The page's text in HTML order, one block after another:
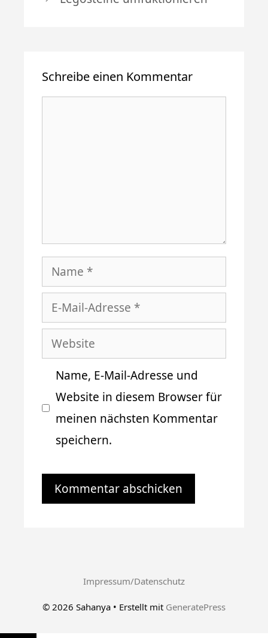
Schreibe einen Kommentar
Name
Mail-
Adresse
Website
Name, E-Mail-Adresse und
Website in diesem Browser für
meinen nächsten Kommentar
speichern.
Impressum/Datenschutz
© 2026 Sahanya • Erstellt mit GeneratePress